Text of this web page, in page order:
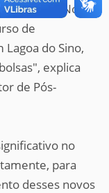
No
de
do Sino,
explica
de Pós-
no
para
desses novos